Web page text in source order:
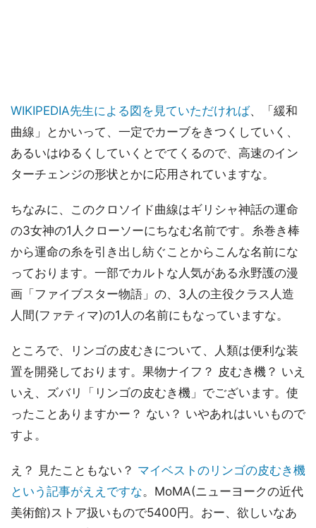
WIKIPEDIA先生による図を見ていただければ、「緩和
曲線」とかいって、一定でカーブをきつくしていく、
あるいはゆるくしていくとでてくるので、高速のイン
ターチェンジの形状とかに応用されていますな。
ちなみに、このクロソイド曲線はギリシャ神話の運命
の3女神の1人クローソーにちなむ名前です。糸巻き棒
から運命の糸を引き出し紡ぐことからこんな名前にな
っております。一部でカルトな人気がある永野護の漫
画「ファイブスター物語」の、3人の主役クラス人造
人間(ファティマ)の1人の名前にもなっていますな。
ところで、リンゴの皮むきについて、人類は便利な装
置を開発しております。果物ナイフ？ 皮むき機？ いえ
いえ、ズバリ「リンゴの皮むき機」でございます。使
ったことありますかー？ ない？ いやあれはいいもので
すよ。
え？ 見たこともない？ マイベストのリンゴの皮むき機
という記事がええですな。MoMA(ニューヨークの近代
美術館)ストア扱いもので5400円。おー、欲しいなあ